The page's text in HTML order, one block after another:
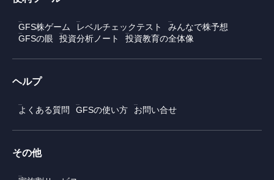
GFS株ゲーム レベルチェックテスト
みんなで株予想
GFSの眼
投資分析ノート 投資教育の全体像
ヘルプ
よくある質問 GFSの使い方 お問い合せ
その他